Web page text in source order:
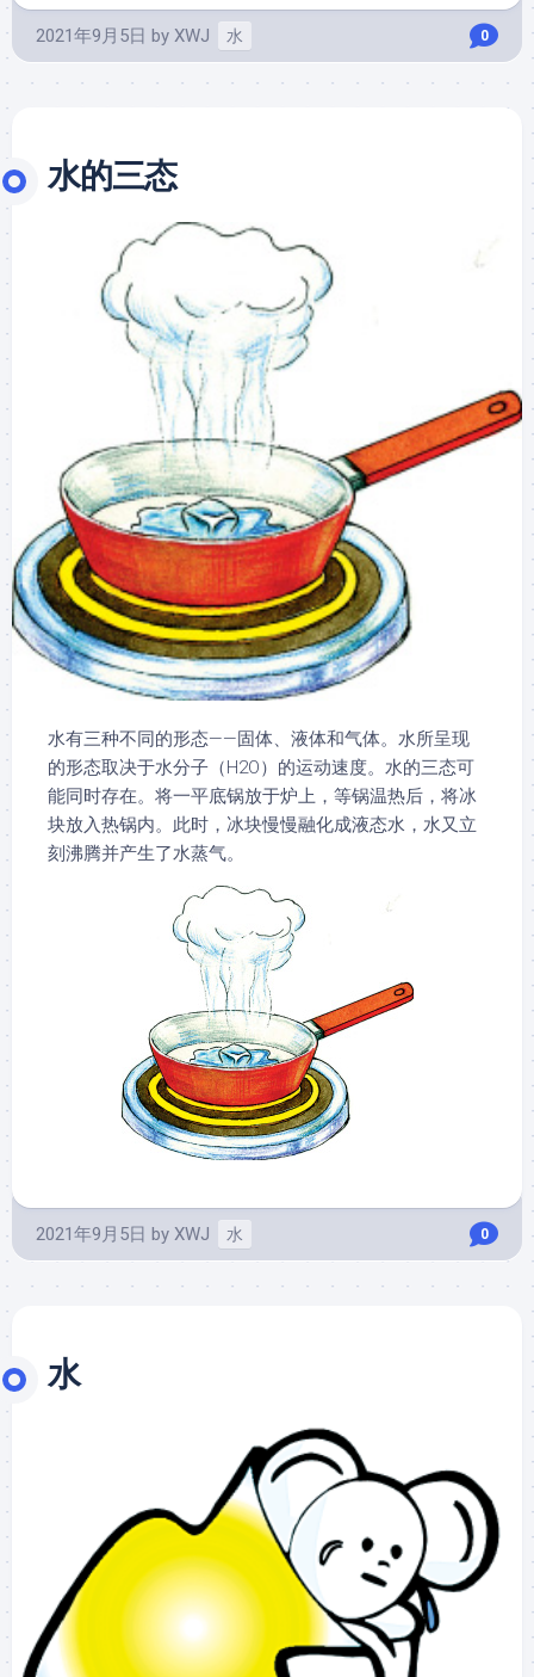
2021年9月5日 by XWJ 水 0
水的三态
水有三种不同的形态——固体、液体和气体。水所呈现
的形态取决于水分子（H2O）的运动速度。水的三态可
能同时存在。将一平底锅放于炉上，等锅温热后，将冰
块放入热锅内。此时，冰块慢慢融化成液态水，水又立
刻沸腾并产生了水蒸气。
2021年9月5日 by XWJ 水 0
水